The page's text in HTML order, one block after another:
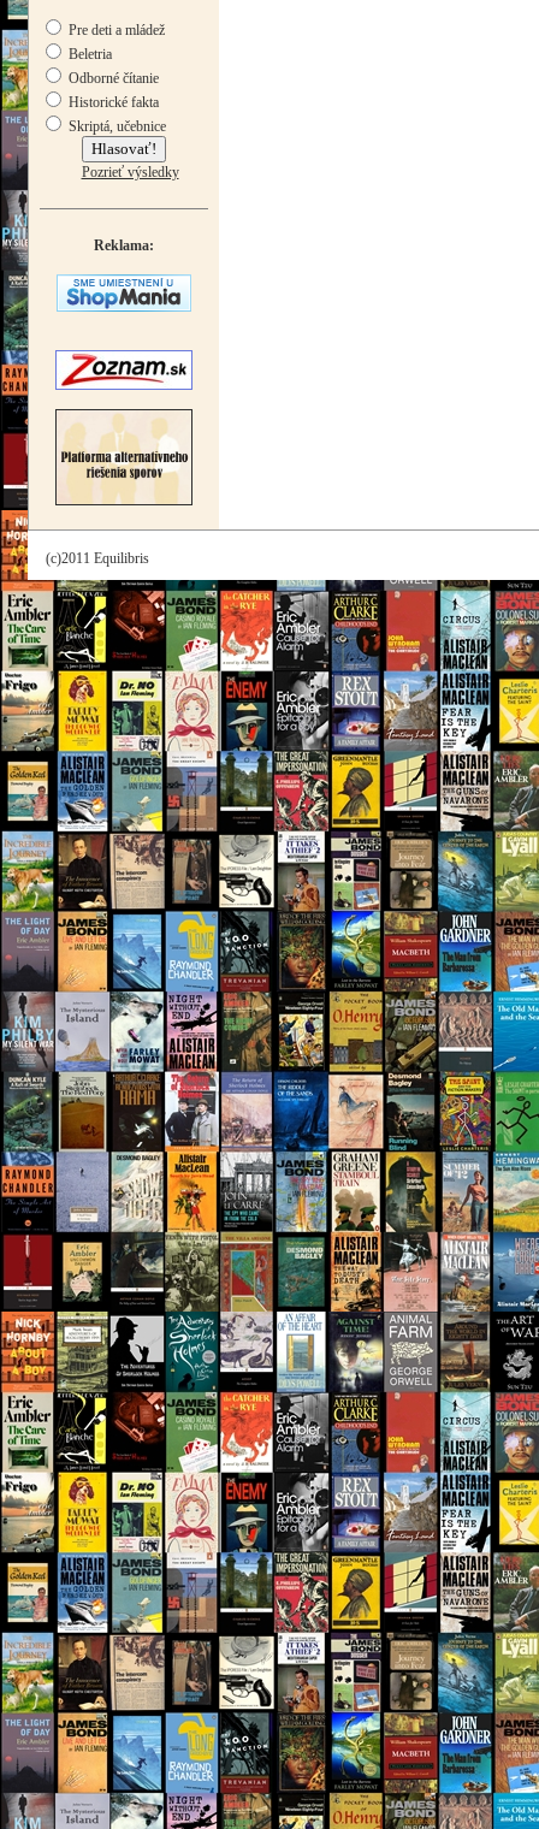
Pre deti a mládež
Beletria
Odborné čítanie
Historické fakta
Skriptá, učebnice
Pozrieť výsledky
Reklama:
(c)2011 Equilibris